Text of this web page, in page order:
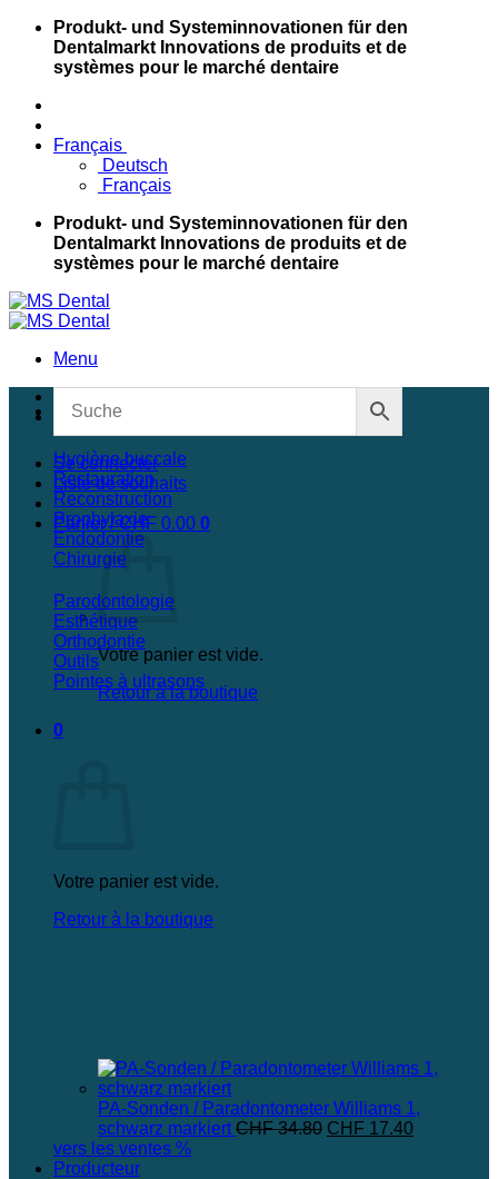
Passer
contenu
Produkt- und Systeminnovationen für den
Dentalmarkt Innovations de produits et de
systèmes pour le marché dentaire
Français
Deutsch
Français
Produkt- und Systeminnovationen für den
Dentalmarkt Innovations de produits et de
systèmes pour le marché dentaire
Menu
Se connecter
Liste de souhaits
Panier /CHF 0.00 0
Votre panier est vide.
Retour à la boutique
0
Votre panier est vide.
Retour à la boutique
Shop
Hygiène buccale
Restauration
Reconstruction
Prophylaxie
Endodontie
Chirurgie
Parodontologie
Esthétique
Orthodontie
Outils
Pointes à ultrasons
PA-Sonden / Paradontometer Williams 1,
schwarz markiert CHF34.80 Le
CHF 17.40Le
vers les ventes %
Producteur